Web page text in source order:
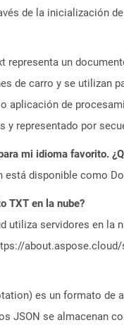
de la inicialización
representa un
de carro y se utilizan
aplicación de
y representado por
mi idioma favorito.
disponible como
TXT en la nube?
utiliza servidores en la
es un formato de
JSON se almacenan